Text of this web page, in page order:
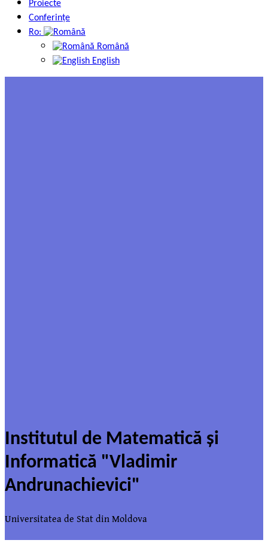
Proiecte
Conferinţe
Ro:
Română
English
Institutul de Matematică şi
Informatică "Vladimir
Andrunachievici"
Universitatea de Stat din Moldova